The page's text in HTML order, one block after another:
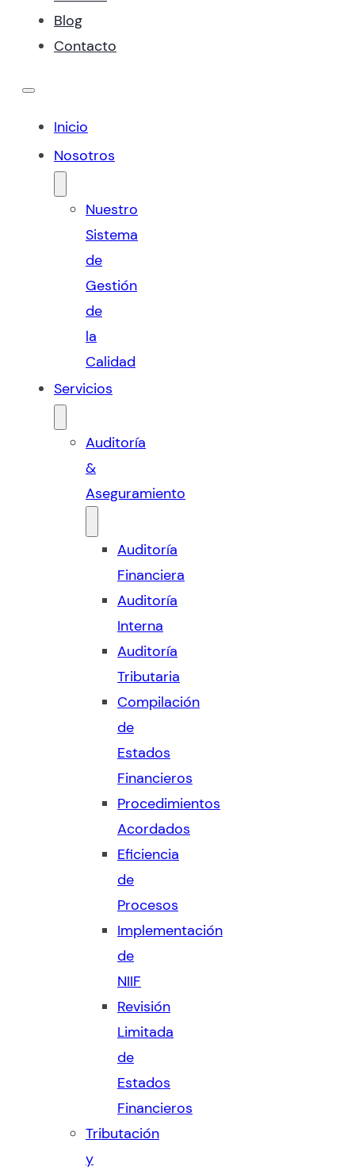
Blog
Contacto
Inicio
Nosotros
Nuestro
Sistema
de
Gestión
de
la
Calidad
Servicios
Auditoría
&
Aseguramiento
Auditoría
Financiera
Auditoría
Interna
Auditoría
Tributaria
Compilación
de
Estados
Financieros
Procedimientos
Acordados
Eficiencia
de
Procesos
Implementación
de
NIIF
Revisión
Limitada
de
Estados
Financieros
Tributación
y